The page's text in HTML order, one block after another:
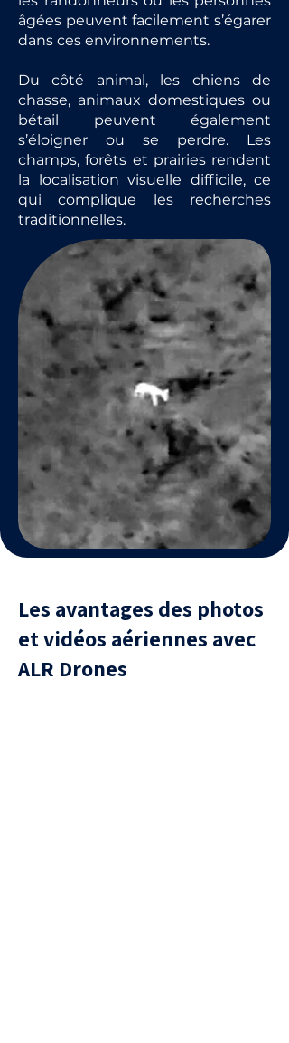
âgées peuvent facilement s’égarer
dans ces environnements.
Du côté animal, les chiens de
chasse, animaux domestiques ou
bétail peuvent également
s’éloigner ou se perdre. Les
champs, forêts et prairies rendent
la localisation visuelle difficile, ce
qui complique les recherches
traditionnelles.
Les avantages des photos
et vidéos aériennes avec
ALR Drones